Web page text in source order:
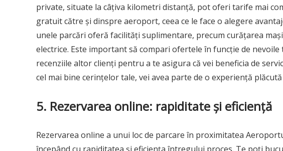
private, situate la câțiva kilometri distanță, pot oferi tarife mai
gratuit către și dinspre aeroport, ceea ce le face o alegere
unele parcări oferă facilități suplimentare, precum curățarea
electrice. Este important să compari ofertele în funcție de
recenziile altor clienți pentru a te asigura că vei beneficia de
cel mai bine cerințelor tale, vei avea parte de o experiență
5. Rezervarea online: rapiditate și eficiență
Rezervarea online a unui loc de parcare în proximitatea